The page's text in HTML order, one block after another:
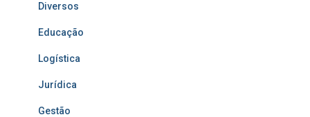
Diversos
Educação
Logística
Jurídica
Gestão